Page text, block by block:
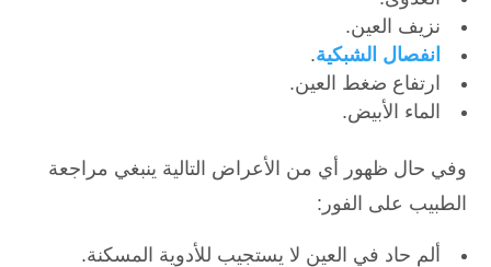
نزيف العين.
انفصال الشبكية.
ارتفاع ضغط العين.
الماء الأبيض.
وفي حال ظهور أي من الأعراض التالية ينبغي مراجعة
الطبيب على الفور:
ألم حاد في العين لا يستجيب للأدوية المسكنة.